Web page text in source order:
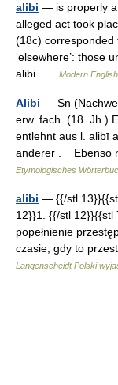
alibi — is properly a
alleged act took
(18c) corresponded
‘elsewhere’: those
alibi …
Modern
Alibi — Sn
erw. fach. (18. Jh.)
entlehnt aus l. alibī
anderer . Ebenso
Etymologisches
alibi — {{/stl
12}}1. {{/stl 12}}{{stl
popełnienie
czasie, gdy to
Langenscheidt Polski